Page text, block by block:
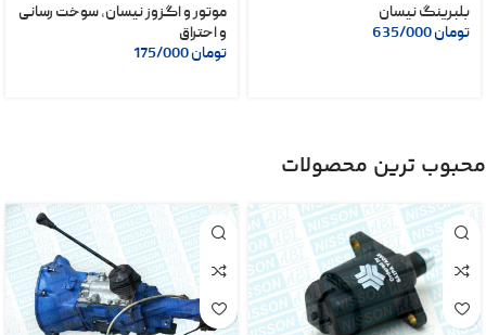
بلبرینگ نیسان
تومان
موتور و اگزوز نیسان,سوخت رسانی
و احتراق
تومان
محبوب ترین محصولات